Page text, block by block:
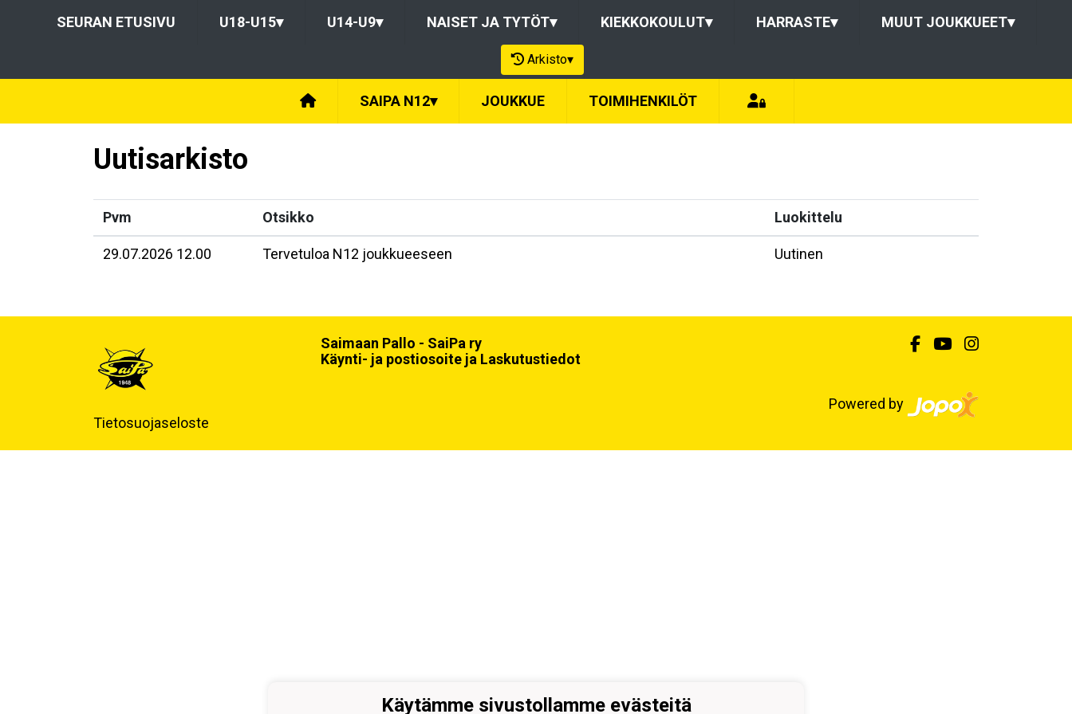
SEURAN ETUSIVU U18-U15▾ U14-U9▾ NAISET JA TYTÖT▾ KIEKKOKOULUT▾ HARRASTE▾ MUUT JOUKKUEET▾
Arkisto▾
SAIPA N12▾ JOUKKUE TOIMIHENKILÖT
Uutisarkisto
Pvm Otsikko Luokittelu
29.07.2026 12.00 Tervetuloa N12 joukkueeseen Uutinen
Tietosuojaseloste
Saimaan Pallo - SaiPa ry
Käynti- ja postiosoite ja Laskutustiedot
Powered by
Käytämme sivustollamme evästeitä